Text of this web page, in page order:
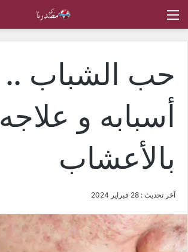
القائمة
حب الشباب ..
أسبابه و علاجه
بالأعشاب
آخر تحديث : 28 فبراير 2024